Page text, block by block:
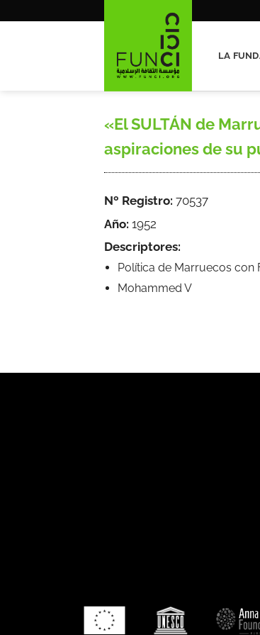
LA
«El SULTÁN de
aspiraciones de su
Nº Registro: 70537
Año: 1952
Descriptores:
Política de Marruecos con
Mohammed V